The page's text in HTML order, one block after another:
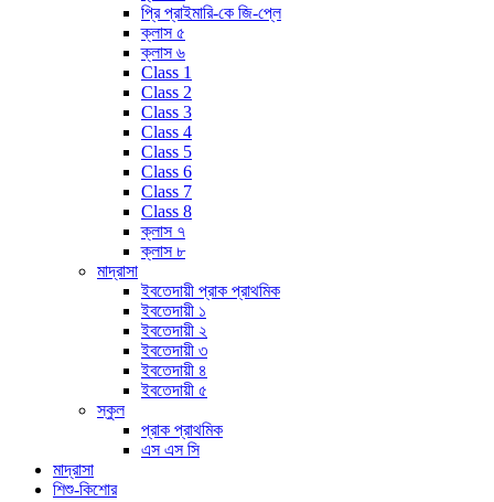
প্রি প্রাইমারি-কে জি-প্লে
ক্লাস ৫
ক্লাস ৬
Class 1
Class 2
Class 3
Class 4
Class 5
Class 6
Class 7
Class 8
ক্লাস ৭
ক্লাস ৮
মাদ্রাসা
ইবতেদায়ী প্রাক প্রাথমিক
ইবতেদায়ী ১
ইবতেদায়ী ২
ইবতেদায়ী ৩
ইবতেদায়ী ৪
ইবতেদায়ী ৫
স্কুল
প্রাক প্রাথমিক
এস এস সি
মাদ্রাসা
শিশু-কিশোর